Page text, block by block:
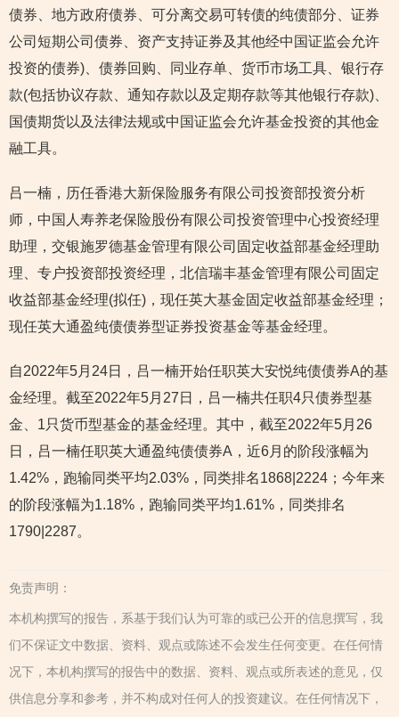
债券、地方政府债券、可分离交易可转债的纯债部分、证券
公司短期公司债券、资产支持证券及其他经中国证监会允许
投资的债券)、债券回购、同业存单、货币市场工具、银行存
款(包括协议存款、通知存款以及定期存款等其他银行存款)、
国债期货以及法律法规或中国证监会允许基金投资的其他金
融工具。
吕一楠，历任香港大新保险服务有限公司投资部投资分析
师，中国人寿养老保险股份有限公司投资管理中心投资经理
助理，交银施罗德基金管理有限公司固定收益部基金经理助
理、专户投资部投资经理，北信瑞丰基金管理有限公司固定
收益部基金经理(拟任)，现任英大基金固定收益部基金经理；
现任英大通盈纯债债券型证券投资基金等基金经理。
自2022年5月24日，吕一楠开始任职英大安悦纯债债券A的基
金经理。截至2022年5月27日，吕一楠共任职4只债券型基
金、1只货币型基金的基金经理。其中，截至2022年5月26
日，吕一楠任职英大通盈纯债债券A，近6月的阶段涨幅为
1.42%，跑输同类平均2.03%，同类排名1868|2224；今年来
的阶段涨幅为1.18%，跑输同类平均1.61%，同类排名
1790|2287。
免责声明：
本机构撰写的报告，系基于我们认为可靠的或已公开的信息撰写，我
们不保证文中数据、资料、观点或陈述不会发生任何变更。在任何情
况下，本机构撰写的报告中的数据、资料、观点或所表述的意见，仅
供信息分享和参考，并不构成对任何人的投资建议。在任何情况下，